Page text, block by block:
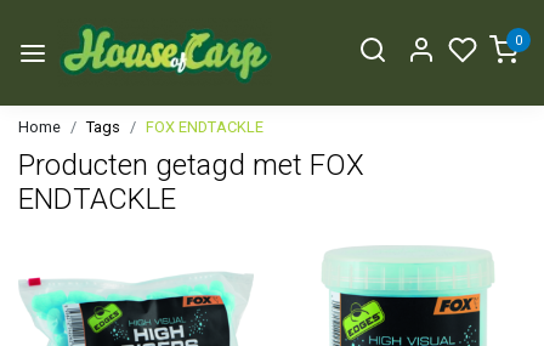
0
Home Tags FOX ENDTACKLE
Producten getagd met FOX
ENDTACKLE